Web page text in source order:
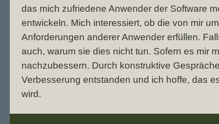
das mich zufriedene Anwender der Software
entwickeln. Mich interessiert, ob die von mir
Anforderungen anderer Anwender erfüllen.
auch, warum sie dies nicht tun. Sofern es mir
nachzubessern. Durch konstruktive
Verbesserung entstanden und ich hoffe, das
wird.